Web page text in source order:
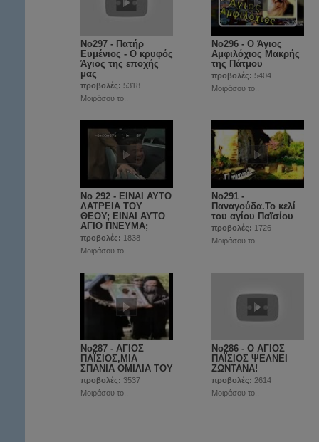
No297 - Πατήρ
Ευμένιος - Ο κρυφός
Άγιος της εποχής
μας
προβολές: 5318
Μοιράσου το..
Νο296 - Ο Άγιος
Αμφιλόχιος Μακρής
της Πάτμου
προβολές: 5404
Μοιράσου το..
No 292 - ΕΙΝΑΙ ΑΥΤΟ
ΛΑΤΡΕΙΑ ΤΟΥ
ΘΕΟΥ; ΕΙΝΑΙ ΑΥΤΟ
ΑΓΙΟ ΠΝΕΥΜΑ;
προβολές: 1838
Μοιράσου το..
No291 -
Παναγούδα.Το κελί
του αγίου Παϊσίου
προβολές: 1726
Μοιράσου το..
No287 - ΑΓΙΟΣ
ΠΑΪΣΙΟΣ,ΜΙΑ
ΣΠΑΝΙΑ ΟΜΙΛΙΑ ΤΟΥ
προβολές: 3537
Μοιράσου το..
No286 - Ο ΑΓΙΟΣ
ΠΑΪΣΙΟΣ ΨΕΛΝΕΙ
ΖΩΝΤΑΝΑ!
προβολές: 2614
Μοιράσου το..